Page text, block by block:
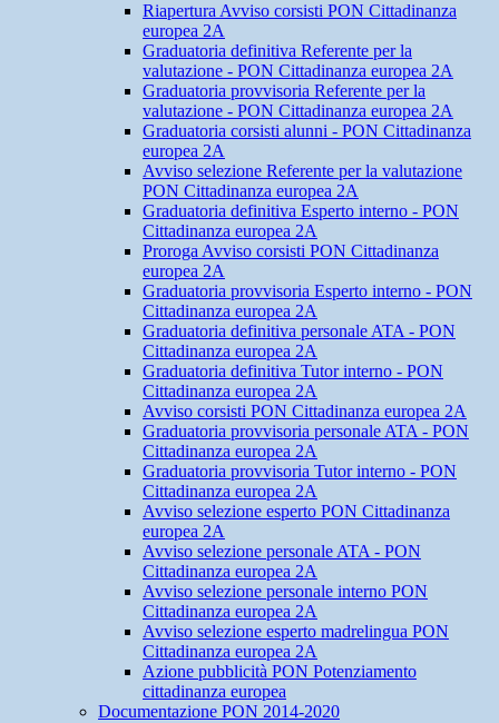
Riapertura Avviso corsisti PON Cittadinanza
europea 2A
Graduatoria definitiva Referente per la
valutazione - PON Cittadinanza europea 2A
Graduatoria provvisoria Referente per la
valutazione - PON Cittadinanza europea 2A
Graduatoria corsisti alunni - PON Cittadinanza
europea 2A
Avviso selezione Referente per la valutazione
PON Cittadinanza europea 2A
Graduatoria definitiva Esperto interno - PON
Cittadinanza europea 2A
Proroga Avviso corsisti PON Cittadinanza
europea 2A
Graduatoria provvisoria Esperto interno - PON
Cittadinanza europea 2A
Graduatoria definitiva personale ATA - PON
Cittadinanza europea 2A
Graduatoria definitiva Tutor interno - PON
Cittadinanza europea 2A
Avviso corsisti PON Cittadinanza europea 2A
Graduatoria provvisoria personale ATA - PON
Cittadinanza europea 2A
Graduatoria provvisoria Tutor interno - PON
Cittadinanza europea 2A
Avviso selezione esperto PON Cittadinanza
europea 2A
Avviso selezione personale ATA - PON
Cittadinanza europea 2A
Avviso selezione personale interno PON
Cittadinanza europea 2A
Avviso selezione esperto madrelingua PON
Cittadinanza europea 2A
Azione pubblicità PON Potenziamento
cittadinanza europea
Documentazione PON 2014-2020